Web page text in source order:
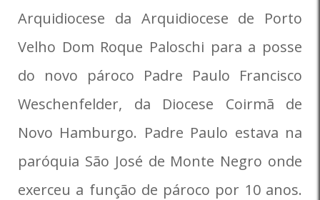
Arquidiocese da Arquidiocese de Porto
Velho Dom Roque Paloschi para a posse
do novo pároco Padre Paulo Francisco
Weschenfelder, da Diocese Coirmã de
Novo Hamburgo. Padre Paulo estava na
paróquia São José de Monte Negro onde
exerceu a função de pároco por 10 anos.